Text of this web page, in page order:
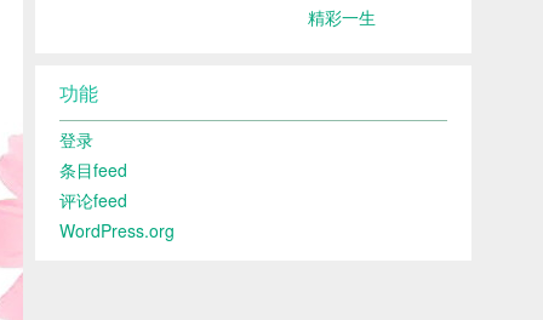
精彩一生
功能
登录
条目feed
评论feed
WordPress.org